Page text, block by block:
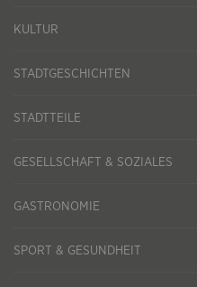
KULTUR
STADTGESCHICHTEN
STADTTEILE
GESELLSCHAFT & SOZIALES
GASTRONOMIE
SPORT & GESUNDHEIT